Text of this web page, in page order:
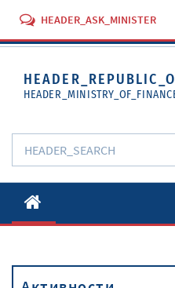
HEADER_ASK_MINISTER
Активности